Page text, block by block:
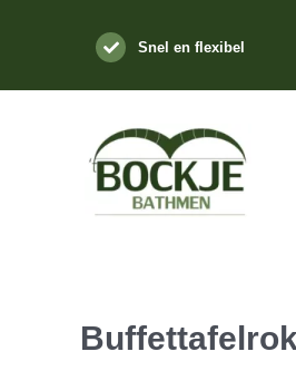
Snel en flexibel